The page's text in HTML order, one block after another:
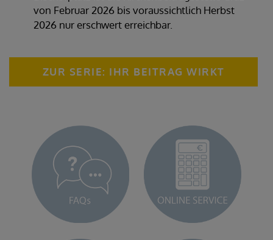
von Februar 2026 bis voraussichtlich Herbst
2026 nur erschwert erreichbar.
ZUR SERIE: IHR BEITRAG WIRKT